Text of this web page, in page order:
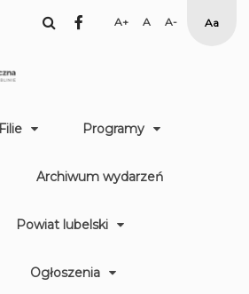
facebook
Set Set
Smaller
High
Filie Programy
Archiwum wydarzeń
Powiat lubelski
Ogłoszenia